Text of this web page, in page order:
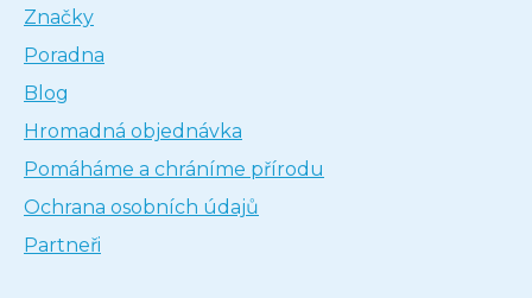
Značky
Poradna
Blog
Hromadná objednávka
Pomáháme a chráníme přírodu
Ochrana osobních údajů
Partneři